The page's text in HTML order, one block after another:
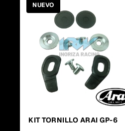
NUEVO
KIT TORNILLO ARAI GP-6